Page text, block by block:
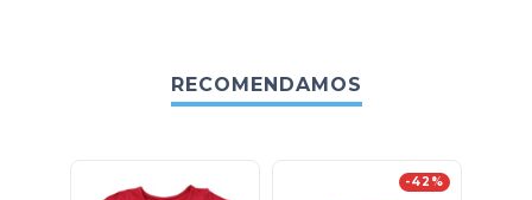
RECOMENDAMOS
-42%